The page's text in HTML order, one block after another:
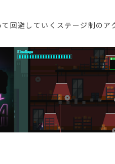
回避していくステージ制のア